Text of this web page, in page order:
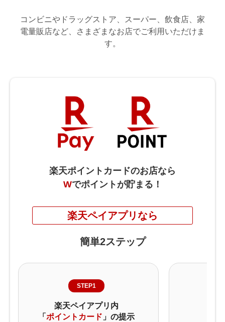
コンビニやドラッグストア、スーパー、飲食店、家
電量販店など、さまざまなお店でご利用いただけま
す。
楽天ポイントカードのお店なら
Wでポイントが貯まる！
楽天ペイアプリなら
簡単2ステップ
STEP1
楽天ペイアプリ内
「 ポイントカード 」の提示